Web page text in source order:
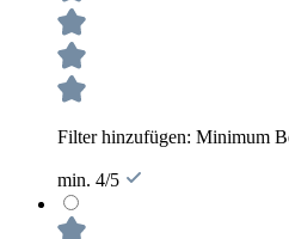
Filter hinzufügen: Minimum
min. 4/5